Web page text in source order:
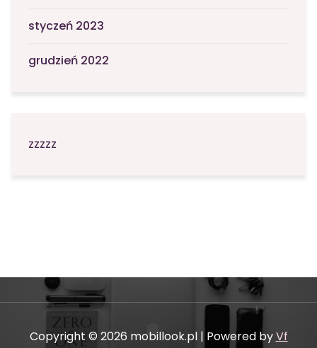
styczeń 2023
grudzień 2022
zzzzz
Copyright © 2026 mobillook.pl | Powered byVf